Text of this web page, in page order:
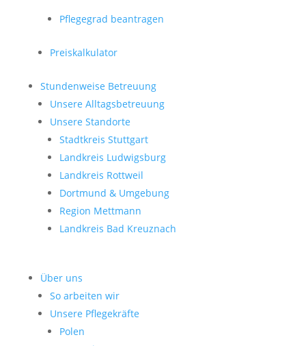
Pflegegrad beantragen
Preiskalkulator
Stundenweise Betreuung
Unsere Alltagsbetreuung
Unsere Standorte
Stadtkreis Stuttgart
Landkreis Ludwigsburg
Landkreis Rottweil
Dortmund & Umgebung
Region Mettmann
Landkreis Bad Kreuznach
Über uns
So arbeiten wir
Unsere Pflegekräfte
Polen